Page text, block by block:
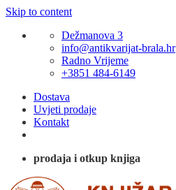
Skip to content
Dežmanova 3
info@antikvarijat-brala.hr
Radno Vrijeme
+3851 484-6149
Dostava
Uvjeti prodaje
Kontakt
prodaja i otkup knjiga